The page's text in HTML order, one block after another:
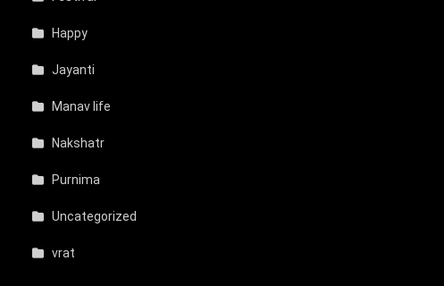
Happy
Jayanti
Manav life
Nakshatr
Purnima
Uncategorized
vrat